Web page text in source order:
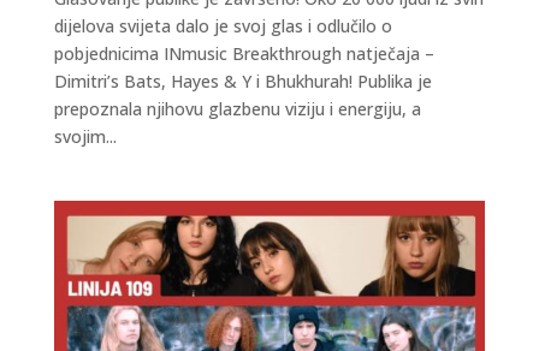
dijelova svijeta dalo je svoj glas i odlučilo o
pobjednicima INmusic Breakthrough natječaja –
Dimitri’s Bats, Hayes & Y i Bhukhurah! Publika je
prepoznala njihovu glazbenu viziju i energiju, a
svojim...